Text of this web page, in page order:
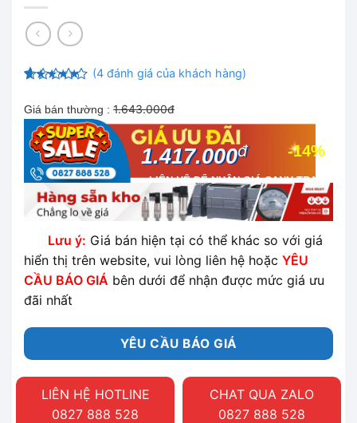
5 dựa trên
đánh giá
(4đánh giá của khách hàng)
Giá bán thường : 1.643.000đ
-14%
1.417.000đ
LIÊN HỆ ĐỂ NHẬN GIÁ CẠNH TRANH
NHẤT THỊ TRƯỜNG
Lưu ý: Giá bán hiện tại có thể khác so với giá
hiển thị trên website, vui lòng liên hệ hoặc YÊU
CẦU BÁO GIÁ bên dưới để nhận được mức giá ưu
đãi nhất
YÊU CẦU BÁO GIÁ
LIÊN HỆ HOTLINE
0827 888 528
CHAT QUA ZALO
0827 888 528